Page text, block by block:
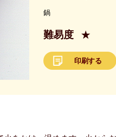
鍋
難易度 ★
印刷する